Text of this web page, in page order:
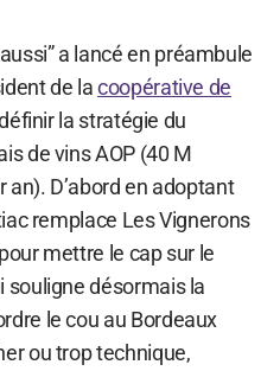
a lancé en préambule
de lacoopérative de
la stratégie du
de vins AOP (40 M
an). D’abord en adoptant
remplace Les Vignerons
mettre le cap sur le
souligne désormais la
le cou au Bordeaux
ou trop technique,